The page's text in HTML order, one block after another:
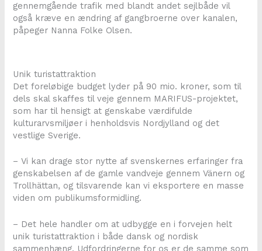
gennemgående trafik med blandt andet sejlbåde vil
også kræve en ændring af gangbroerne over kanalen,
påpeger Nanna Folke Olsen.
Unik turistattraktion
Det foreløbige budget lyder på 90 mio. kroner, som til
dels skal skaffes til veje gennem MARIFUS-projektet,
som har til hensigt at genskabe værdifulde
kulturarvsmiljøer i henholdsvis Nordjylland og det
vestlige Sverige.
– Vi kan drage stor nytte af svenskernes erfaringer fra
genskabelsen af de gamle vandveje gennem Vänern og
Trollhättan, og tilsvarende kan vi eksportere en masse
viden om publikumsformidling.
– Det hele handler om at udbygge en i forvejen helt
unik turistattraktion i både dansk og nordisk
sammenhæng. Udfordringerne for os er de samme som